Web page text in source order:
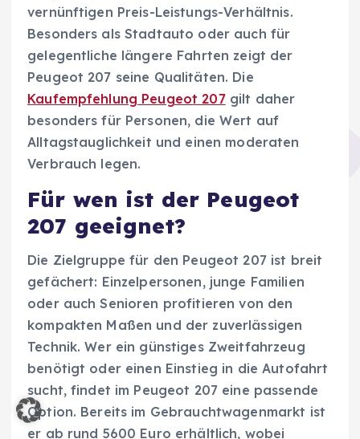
vernünftigen Preis-Leistungs-Verhältnis.
Besonders als Stadtauto oder auch für
gelegentliche längere Fahrten zeigt der
Peugeot 207 seine Qualitäten. Die
Kaufempfehlung Peugeot 207gilt daher
besonders für Personen, die Wert auf
Alltagstauglichkeit und einen moderaten
Verbrauch legen.
Für wen ist der Peugeot
207 geeignet?
Die Zielgruppe für den Peugeot 207 ist breit
gefächert: Einzelpersonen, junge Familien
oder auch Senioren profitieren von den
kompakten Maßen und der zuverlässigen
Technik. Wer ein günstiges Zweitfahrzeug
benötigt oder einen Einstieg in die Autofahrt
sucht, findet im Peugeot 207 eine passende
Option. Bereits im Gebrauchtwagenmarkt ist
er ab rund 5600 Euro erhältlich, wobei